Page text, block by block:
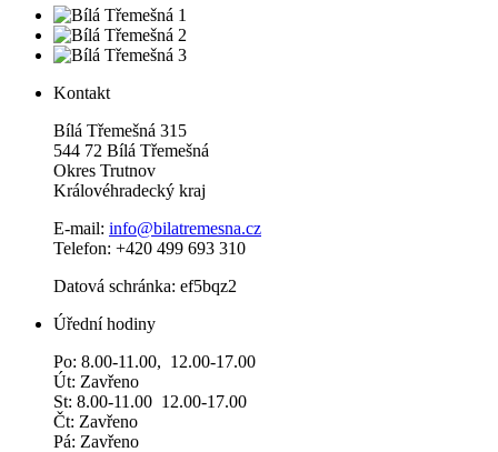
Kontakt
Bílá Třemešná 315
544 72 Bílá Třemešná
Okres Trutnov
Královéhradecký kraj
E-mail: info@bilatremesna.cz
Telefon: +420 499 693 310
Datová schránka: ef5bqz2
Úřední hodiny
Po: 8.00-11.00, 12.00-17.00
Út: Zavřeno
St: 8.00-11.00 12.00-17.00
Čt: Zavřeno
Pá: Zavřeno